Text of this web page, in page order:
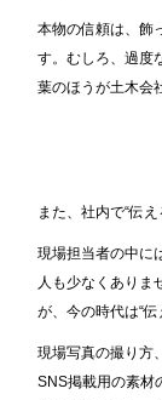
本物の信頼は、飾
す。むしろ、過度
葉のほうが土木会
また、社内で“伝
現場担当者の中に
人も少なくありま
が、今の時代は“
現場写真の撮り方
SNS掲載用の素材